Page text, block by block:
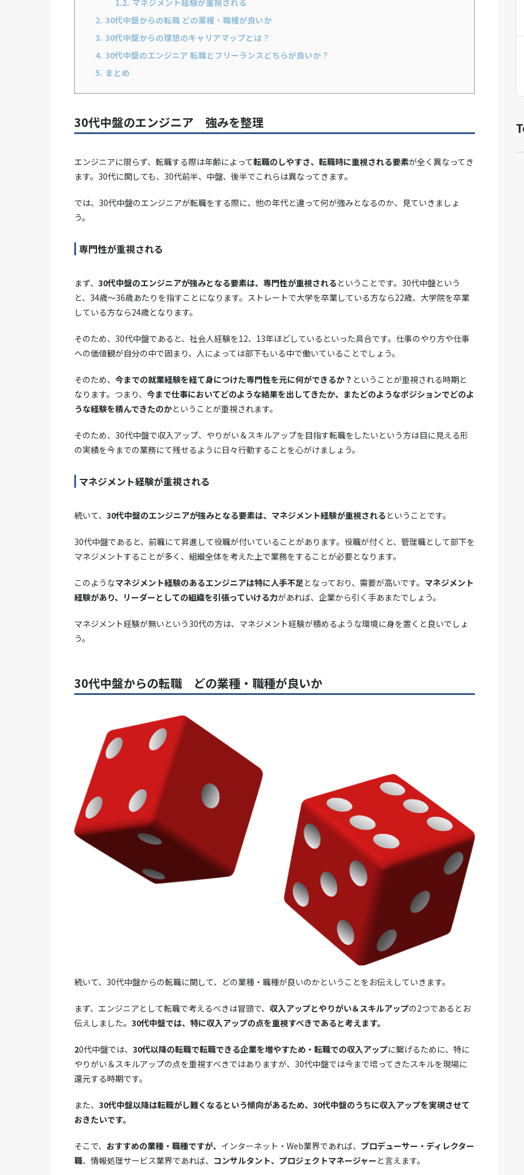
1.2. マネジメント経験が重視される
2. 30代中盤からの転職 どの業種・職種が良いか
3. 30代中盤からの理想のキャリアマップとは？
4. 30代中盤のエンジニア 転職とフリーランスどちらが良いか？
5. まとめ
30代中盤のエンジニア 強みを整理
エンジニアに限らず、転職する際は年齢によって転職のしやすさ、転職時に重視される要素が全く異なってき
ます。30代に関しても、30代前半、中盤、後半でこれらは異なってきます。
では、30代中盤のエンジニアが転職をする際に、他の年代と違って何が強みとなるのか、見ていきましょ
う。
専門性が重視される
まず、 30代中盤のエンジニアが強みとなる要素は、専門性が重視されるということです。30代中盤という
と、34歳〜36歳あたりを指すことになります。ストレートで大学を卒業している方なら22歳、大学院を卒業
している方なら24歳となります。
そのため、30代中盤であると、社会人経験を12、13年ほどしているといった具合です。仕事のやり方や仕事
への価値観が自分の中で固まり、人によっては部下もいる中で働いていることでしょう。
そのため、 今までの就業経験を経て身につけた専門性を元に何ができるか？ ということが重視される時期と
なります。つまり、 今まで仕事においてどのような結果を出してきたか、またどのようなポジションでどのよ
うな経験を積んできたのかということが重視されます。
そのため、30代中盤で収入アップ、やりがい＆スキルアップを目指す転職をしたいという方は目に見える形
の実績を今までの業務にて残せるように日々行動することを心がけましょう。
マネジメント経験が重視される
続いて、 30代中盤のエンジニアが強みとなる要素は、マネジメント経験が重視されるということです。
30代中盤であると、前職にて昇進して役職が付いていることがあります。役職が付くと、管理職として部下を
マネジメントすることが多く、組織全体を考えた上で業務をすることが必要となります。
このようなマネジメント経験のあるエンジニアは特に人手不足となっており、需要が高いです。 マネジメント
経験があり、リーダーとしての組織を引張っていける力があれば、企業から引く手あまたでしょう。
マネジメント経験が無いという30代の方は、マネジメント経験が積めるような環境に身を置くと良いでしょ
う。
30代中盤からの転職 どの業種・職種が良いか
続いて、30代中盤からの転職に関して、どの業種・職種が良いのかということをお伝えしていきます。
まず、エンジニアとして転職で考えるべきは冒頭で、 収入アップとやりがい＆スキルアップの2つであるとお
伝えしました。 30代中盤では、特に収入アップの点を重視すべきであると考えます。
20代中盤では、 30代以降の転職で転職できる企業を増やすため・転職での収入アップに繋げるために、特に
やりがい＆スキルアップの点を重視すべきではありますが、30代中盤では今まで培ってきたスキルを現場に
還元する時期です。
また、 30代中盤以降は転職がし難くなるという傾向があるため、30代中盤のうちに収入アップを実現させて
おきたいです。
そこで、 おすすめの業種・職種ですが、 インターネット・Web業界であれば、 プロデューサー・ディレクター
職、情報処理サービス業界であれば、 コンサルタント、プロジェクトマネージャーと言えます。